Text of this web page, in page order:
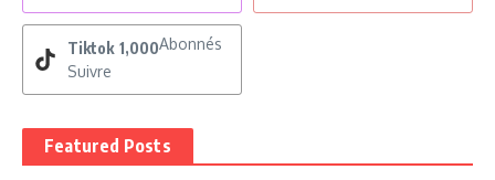
Tiktok 1,000Abonnés
Suivre
Featured Posts